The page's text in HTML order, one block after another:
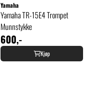
Yamaha
Yamaha TR-15E4 Trompet
Munnstykke
600,-
Kjøp